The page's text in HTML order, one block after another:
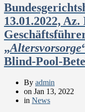
13.01.2022,
„Altersvorsorge
Blind-Pool-
By admin
on Jan 13, 2022
in News